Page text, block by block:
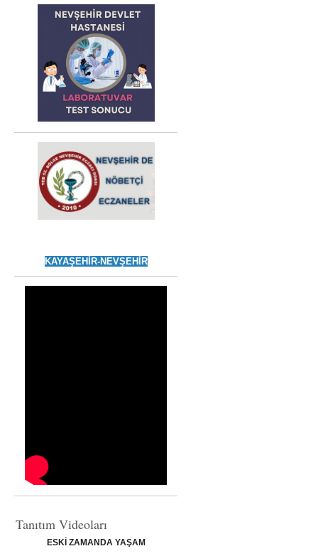
KAYAŞEHİR-NEVŞEHİR
Tanıtım Videoları
ESKİ ZAMANDA YAŞAM